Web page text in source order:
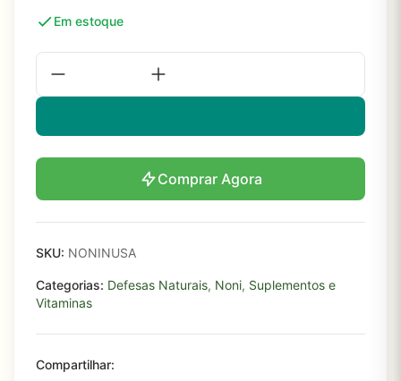
Em estoque
Comprar Agora
SKU: NONINUSA
Categorias: Defesas Naturais, Noni, Suplementos e
Vitaminas
Compartilhar: